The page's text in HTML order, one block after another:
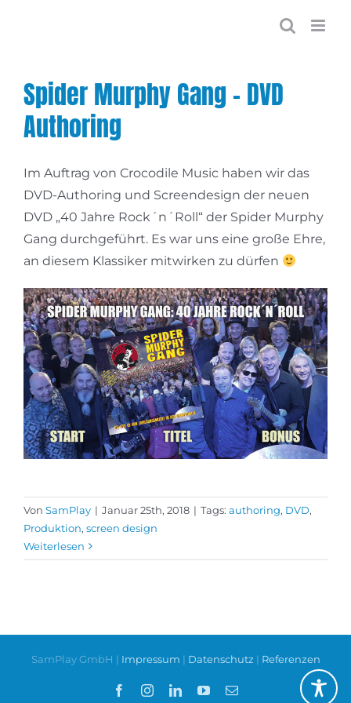
Spider Murphy Gang – DVD
Authoring
Im Auftrag von Crocodile Music haben wir das
DVD-Authoring und Screendesign der neuen
DVD „40 Jahre Rock´n´Roll“ der Spider Murphy
Gang durchgeführt. Es war uns eine große Ehre,
an diesem Klassiker mitwirken zu dürfen
Von SamPlay | Januar 25th, 2018 | Tags: authoring, DVD,
Produktion, screen design
Weiterlesen
SamPlay GmbH | Impressum | Datenschutz | Referenzen
FacebookInstagramLinkedInYouTube
E-